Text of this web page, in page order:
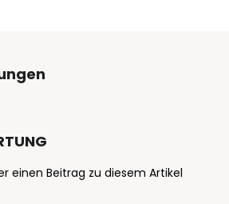
einen Beitrag zu diesem Artikel